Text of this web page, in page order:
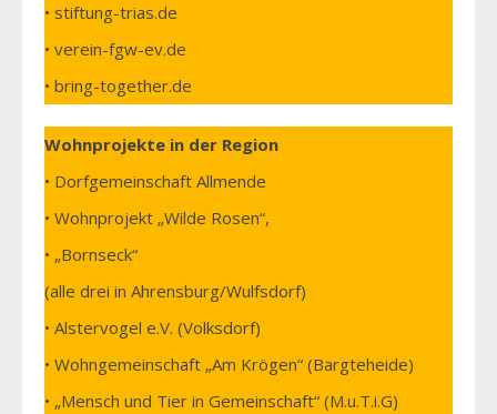
• stiftung-trias.de
• verein-fgw-ev.de
• bring-together.de
Wohnprojekte in der Region
• Dorfgemeinschaft Allmende
• Wohnprojekt „Wilde Rosen“,
• „Bornseck“
(alle drei in Ahrensburg/Wulfsdorf)
• Alstervogel e.V. (Volksdorf)
• Wohngemeinschaft „Am Krögen“ (Bargteheide)
• „Mensch und Tier in Gemeinschaft“ (M.u.T.i.G)